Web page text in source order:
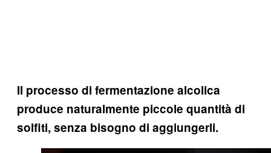
Il processo di fermentazione alcolica
produce naturalmente piccole quantità di
solfiti, senza bisogno di aggiungerli.